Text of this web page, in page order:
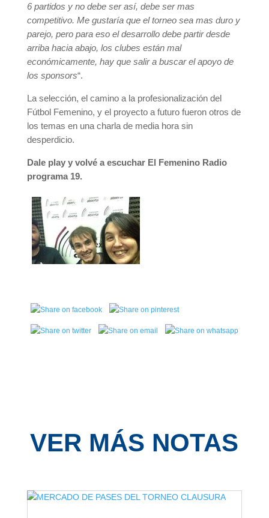
6 partidos y no debe ser así, debe ser mas
competitivo. Me gustaría que el torneo sea mas duro y
parejo, pero para eso el desarrollo debe partir desde
arriba hacia abajo, los clubes están mal
económicamente, hay que salir a buscar el apoyo de
los sponsors“.
La selección, el camino a la profesionalización del
Fútbol Femenino, y el proyecto a futuro fueron otros de
los temas en una charla de media hora sin
desperdicio.
Dale play y volvé a escuchar El Femenino Radio
programa 19.
VER MÁS NOTAS